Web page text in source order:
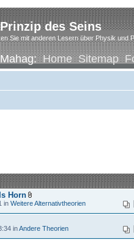
des Seins
Sie mit anderen Lesern über Physik und
Home Sitemap
Horn
in Weitere Alternativtheorien
inAndere Theorien